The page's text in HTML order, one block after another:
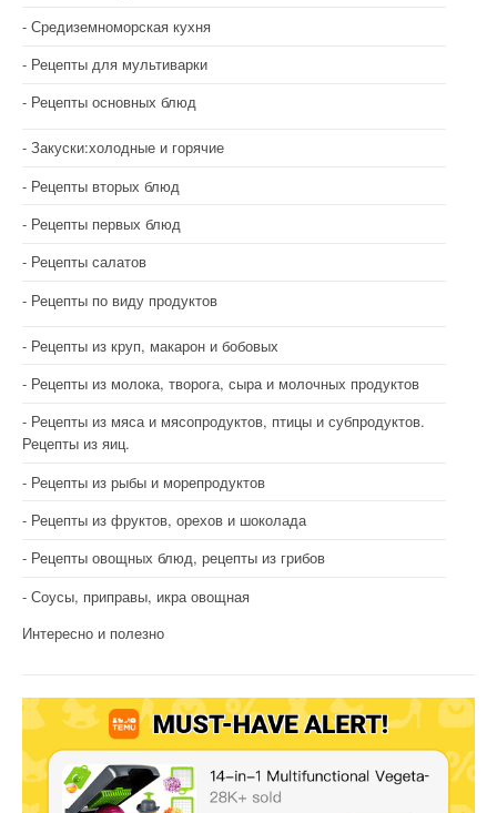
Средиземноморская кухня
Рецепты для мультиварки
Рецепты основных блюд
Закуски:холодные и горячие
Рецепты вторых блюд
Рецепты первых блюд
Рецепты салатов
Рецепты по виду продуктов
Рецепты из круп, макарон и бобовых
Рецепты из молока, творога, сыра и молочных продуктов
Рецепты из мяса и мясопродуктов, птицы и субпродуктов.
Рецепты из яиц.
Рецепты из рыбы и морепродуктов
Рецепты из фруктов, орехов и шоколада
Рецепты овощных блюд, рецепты из грибов
Соусы, приправы, икра овощная
Интересно и полезно